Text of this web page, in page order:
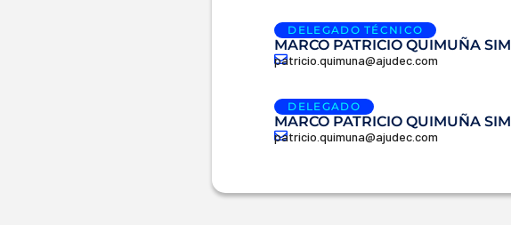
DELEGADO TÉCNICO
MARCO PATRICIO QUIMUÑA
patricio.quimuna@ajudec.com
DELEGADO
MARCO PATRICIO QUIMUÑA
patricio.quimuna@ajudec.com